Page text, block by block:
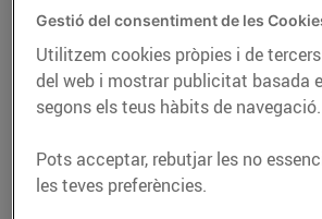
RECEPTES
Arancini amb
espincacs
19/d’abril/2020
Gestió del consentiment de les
Utilitzem cookies pròpies i de tercers
del web i mostrar publicitat basada
segons els teus hàbits de navegació.
Pots acceptar, rebutjar les no
les teves preferències.